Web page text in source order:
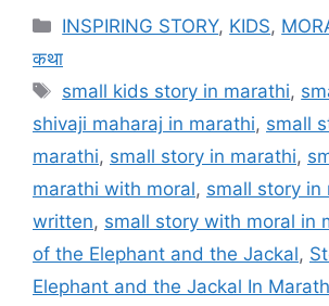
Categories
INSPIRING STORY, KIDS,
कथा
Tags
small kids story in marathi,
shivaji maharaj in marathi, small
marathi, small story in marathi,
marathi with moral, small story in
written, small story with moral in
of the Elephant and the Jackal,
Elephant and the Jackal In